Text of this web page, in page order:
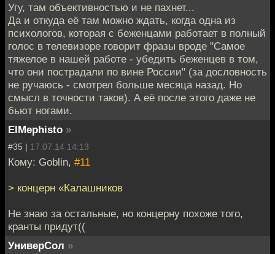
Угу, там объективностью и не пахнет...
Да и откуда её там можно ждать, когда одна из
психологов, которая с беженцами работает в полный
голос в телевизоре говорит фразы вроде "Самое
тяжелое в нашей работе - убедить беженцев в том,
что они пострадали по вине России" (за дословность
не ручаюсь - смотрел больше месяца назад. Но
смысл в точности таков). А её после этого даже не
бьют ногами.
ElMephisto »
#35 | 17.07.14 14:13
Кому: Goblin, #11
> концерн «Калашников
Не знаю за остальные, но концерну похоже того,
кранты придут((
УниверСол »